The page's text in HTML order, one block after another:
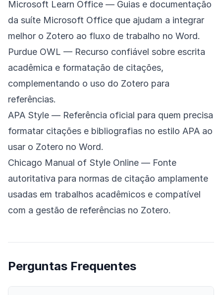
Microsoft Learn Office — Guias e documentação
da suíte Microsoft Office que ajudam a integrar
melhor o Zotero ao fluxo de trabalho no Word.
Purdue OWL — Recurso confiável sobre escrita
acadêmica e formatação de citações,
complementando o uso do Zotero para
referências.
APA Style — Referência oficial para quem precisa
formatar citações e bibliografias no estilo APA ao
usar o Zotero no Word.
Chicago Manual of Style Online — Fonte
autoritativa para normas de citação amplamente
usadas em trabalhos acadêmicos e compatível
com a gestão de referências no Zotero.
Perguntas Frequentes